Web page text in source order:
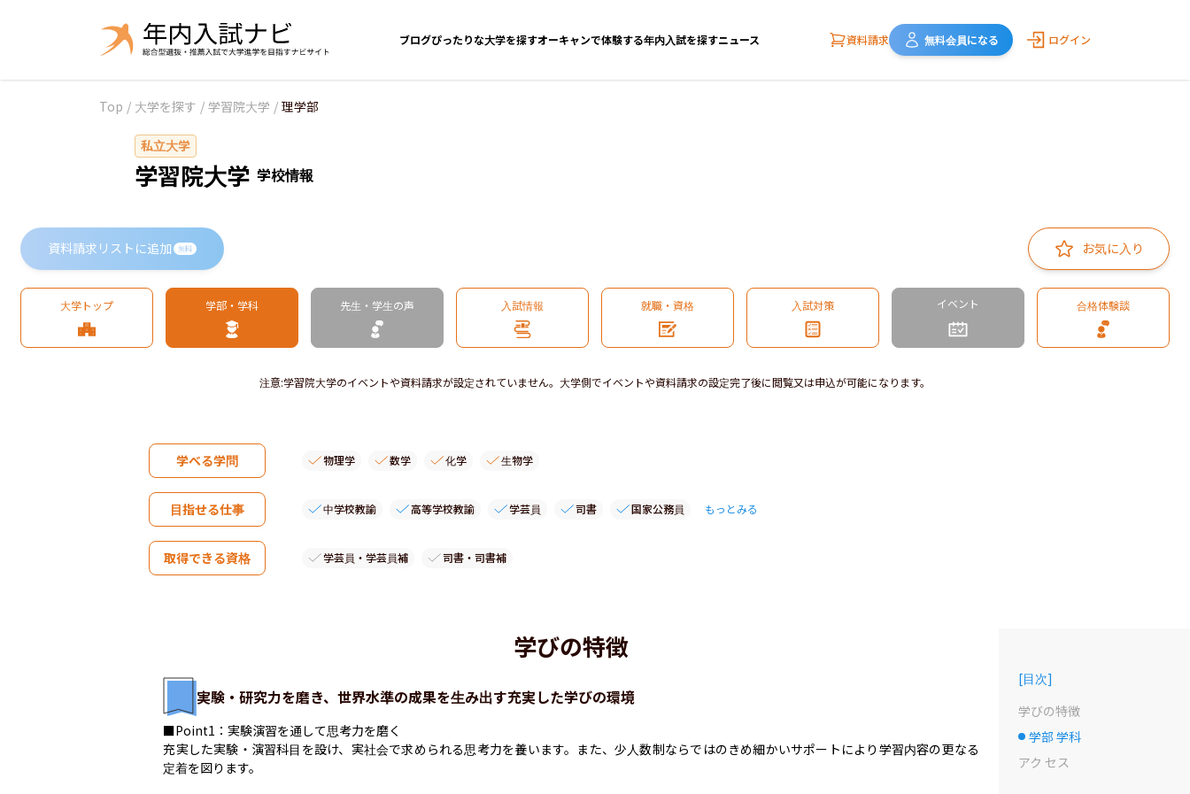
ブログぴったりな大学を探すオーキャンで体験する年内入試を探すニュース 資料請求 無料会員になる ログイン
Top / 大学を探す / 学習院大学 / 理学部
私立大学
学習院大学 学校情報
資料請求リストに追加 無料 お気に入り
大学トップ 学部・学科 先生・学生の声 入試情報 就職・資格 入試対策 イベント 合格体験談
注意:学習院大学のイベントや資料請求が設定されていません。大学側でイベントや資料請求の設定完了後に閲覧又は申込が可能になります。
学べる学問 物理学 数学 化学 生物学
目指せる仕事 中学校教諭 高等学校教諭 学芸員 司書 国家公務員 もっとみる
取得できる資格 学芸員・学芸員補 司書・司書補
学びの特徴
実験・研究力を磨き、世界水準の成果を生み出す充実した学びの環境
■Point1：実験演習を通して思考力を磨く
充実した実験・演習科目を設け、実社会で求められる思考力を養います。また、少人数制ならではのきめ細かいサポートにより学習内容の更なる
定着を図ります。
[目次]
学びの特徴
選択中のドット
学部 学科
アク セス